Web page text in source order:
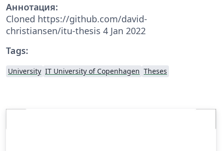
Аннотация:
Cloned https://github.com/david-
christiansen/itu-thesis 4 Jan 2022
Tags:
University IT University of Copenhagen Theses